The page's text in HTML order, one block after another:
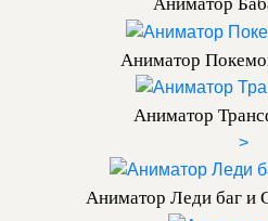
Аниматор
Аниматор
>
Аниматор Леди баг и